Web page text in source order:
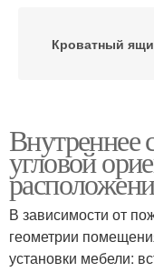
Кроватный
Удачные
Внутреннее
угловой
В зависимости от
геометрии
установки мебели: